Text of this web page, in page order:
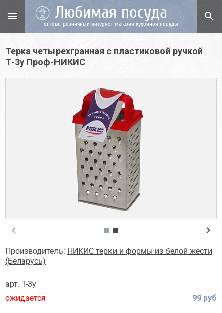
menu Любимая посуда
оптово-розничный интернет-магазин кухонной посуды
search
Терка четырехгранная с пластиковой ручкой
Т-3у Проф-НИКИС
chevron_left chevron_right
Производитель: НИКИС терки и формы из белой жести
(Беларусь)
арт. Т-3у
ожидается
99 руб